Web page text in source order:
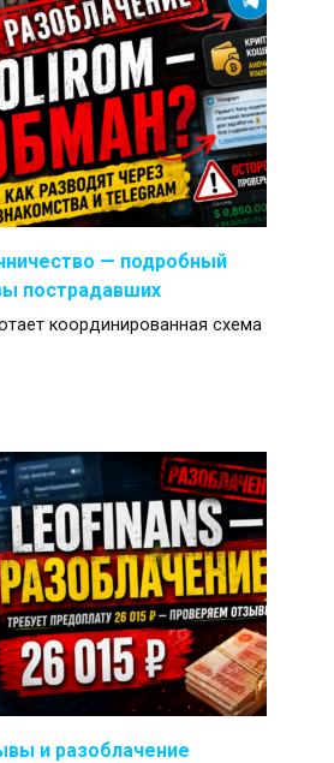
— подробный
пострадавших
координированная схема
и разоблачение